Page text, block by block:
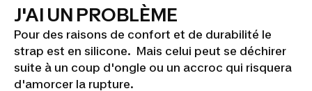
J'AI UN PROBLÈME
Pour des raisons de confort et de durabilité le
strap est en silicone. Mais celui peut se déchirer
suite à un coup d'ongle ou un accroc qui risquera
d'amorcer la rupture.